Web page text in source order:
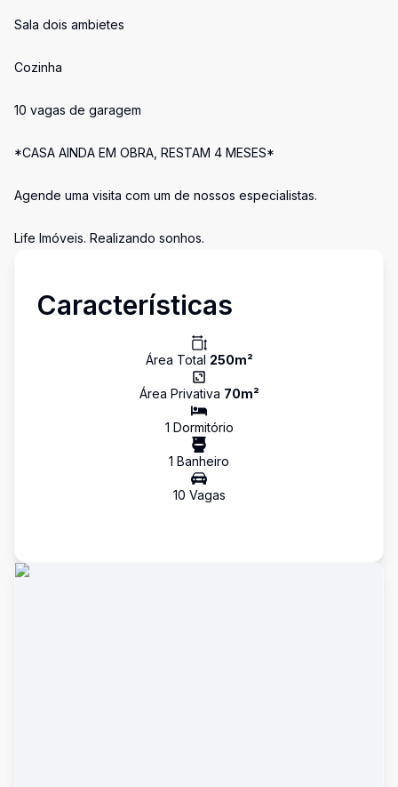
Sala dois ambietes
Cozinha
10 vagas de garagem
*CASA AINDA EM OBRA, RESTAM 4 MESES*
Agende uma visita com um de nossos especialistas.
Life Imóveis. Realizando sonhos.
Características
Área Total 250m²
Área Privativa 70m²
1 Dormitório
1 Banheiro
10 Vagas